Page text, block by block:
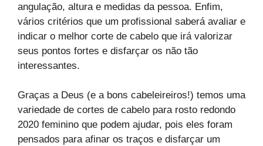
angulação, altura e medidas da pessoa. Enfim,
vários critérios que um profissional saberá avaliar e
indicar o melhor corte de cabelo que irá valorizar
seus pontos fortes e disfarçar os não tão
interessantes.
Graças a Deus (e a bons cabeleireiros!) temos uma
variedade de cortes de cabelo para rosto redondo
2020 feminino que podem ajudar, pois eles foram
pensados para afinar os traços e disfarçar um